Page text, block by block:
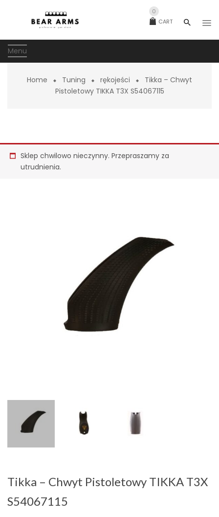
CART
0
Menu
Home Tuning rękojeści
Tikka – Chwyt
Pistoletowy TIKKA T3X S54067115
Sklep chwilowo nieczynny. Przepraszamy za
utrudnienia.
Tikka – Chwyt Pistoletowy TIKKA T3X
S54067115